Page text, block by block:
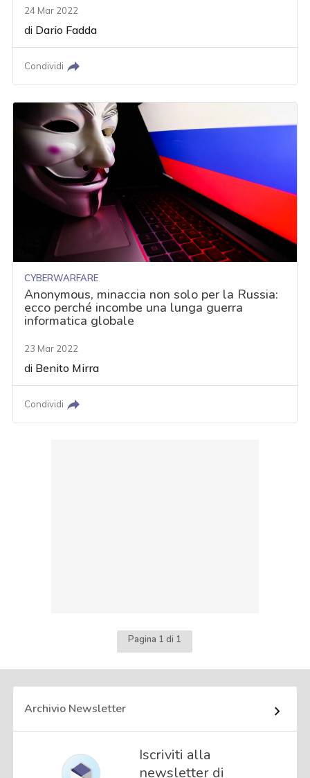
24 Mar 2022
di Dario Fadda
Condividi
CYBERWARFARE
Anonymous, minaccia non solo per la Russia:
ecco perché incombe una lunga guerra
informatica globale
23 Mar 2022
di Benito Mirra
Condividi
Pagina 1 di 1
Archivio Newsletter
Iscriviti alla
newsletter di